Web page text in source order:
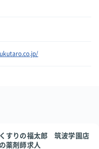
くすりの福太郎 筑波学園店
の薬剤師求人